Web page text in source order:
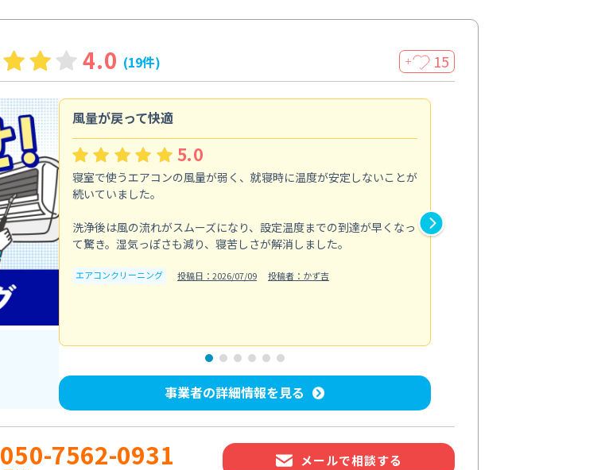
4.0 (19件) ＋ 15
風量が戻って快適
5.0
寝室で使うエアコンの風量が弱く、就寝時に温度が安定しないことが
続いていました。
洗浄後は風の流れがスムーズになり、設定温度までの到達が早くなっ
て驚き。湿気っぽさも減り、寝苦しさが解消しました。
エアコンクリーニング 投稿日：2026/07/09 投稿者：かず吉
事業者の詳細情報を見る
050-7562-0931 メールで相談する